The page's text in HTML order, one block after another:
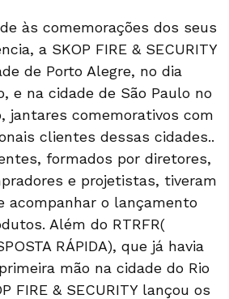
às comemorações dos seus
a SKOP FIRE & SECURITY
de Porto Alegre, no dia
e na cidade de São Paulo no
jantares comemorativos com
clientes dessas cidades..
formados por diretores,
e projetistas, tiveram
acompanhar o lançamento
Além do RTRFR(
RÁPIDA), que já havia
mão na cidade do Rio
FIRE & SECURITY lançou os